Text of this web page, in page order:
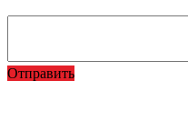
Отправить